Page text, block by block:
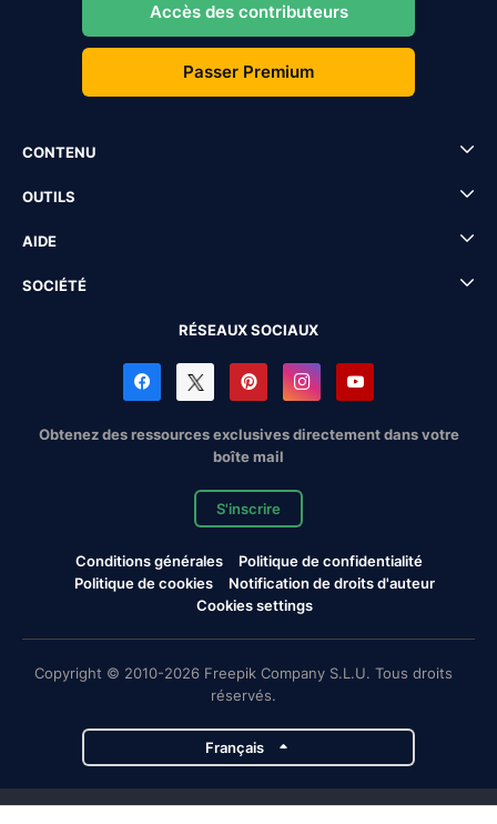
Accès des contributeurs
Passer Premium
CONTENU
OUTILS
AIDE
SOCIÉTÉ
RÉSEAUX SOCIAUX
Obtenez des ressources exclusives directement dans votre
boîte mail
S'inscrire
Conditions générales
Politique de confidentialité
Politique de cookies
Notification de droits d'auteur
Cookies settings
Copyright © 2010-2026 Freepik Company S.L.U. Tous droits
réservés.
Français